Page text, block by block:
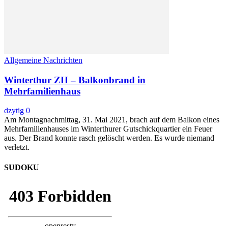
Allgemeine Nachrichten
Winterthur ZH – Balkonbrand in
Mehrfamilienhaus
dzytig 0
Am Montagnachmittag, 31. Mai 2021, brach auf dem Balkon eines
Mehrfamilienhauses im Winterthurer Gutschickquartier ein Feuer
aus. Der Brand konnte rasch gelöscht werden. Es wurde niemand
verletzt.
SUDOKU